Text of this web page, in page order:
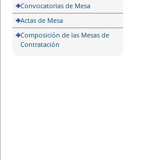
Convocatorias de Mesa
Actas de Mesa
Composición de las Mesas de
Contratación